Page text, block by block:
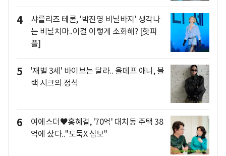
4
샤를리즈 테론, '박진영 비닐바지' 생각나
는 비닐치마..이걸 이렇게 소화해? [핫피
플]
5
'재벌 3세' 바이브는 달라.. 올데프 애니, 블
랙 시크의 정석
6
여에스더♥홍혜걸, '70억' 대치동 주택 38
억에 샀다.."도둑X 심보"